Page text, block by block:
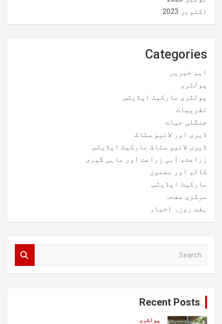
اکتوبر 2023
Categories
اہم خبریں
پولٹری
پولٹری مارکیٹ اپڈیٹس
تقریبات
جنگلی حیات
ڈیری اور لائیو سٹاک
ڈیری لائیو سٹاک مارکیٹ اپڈیٹس
زراعت، آبی زراعت اور ماہی گیری
کالم اور مضمون
مارکیٹ اپڈیٹس
مرکزی صفحہ
ہفت روزہ اخبار
Recent Posts
پولٹری